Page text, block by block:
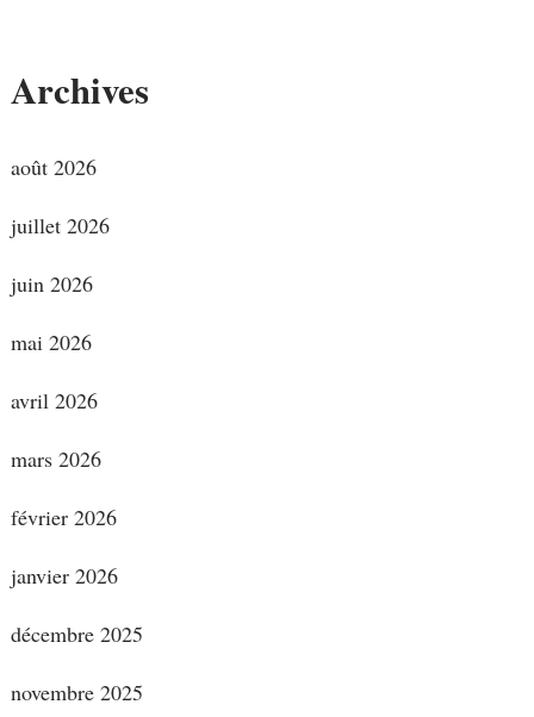
Archives
août 2026
juillet 2026
juin 2026
mai 2026
avril 2026
mars 2026
février 2026
janvier 2026
décembre 2025
novembre 2025